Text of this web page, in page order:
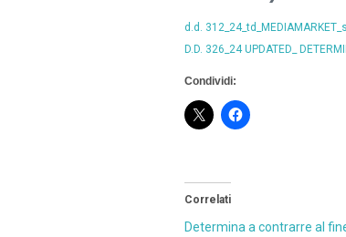
d.d.
D.D. 326_24 UPDATED_
Condividi:
Correlati
Determina a contrarre al